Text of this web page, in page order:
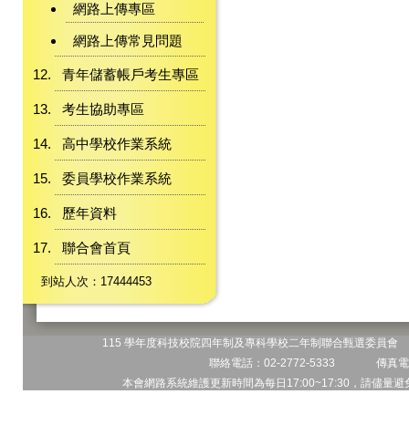
網路上傳專區
網路上傳常見問題
青年儲蓄帳戶考生專區
考生協助專區
高中學校作業系統
委員學校作業系統
歷年資料
聯合會首頁
到站人次：17444453
115 學年度科技校院四年制及專科學校二年制聯合甄選委員
聯絡電話：02-2772-5333 傳真
本會網路系統維護更新時間為每日17:00~17:30，請儘量